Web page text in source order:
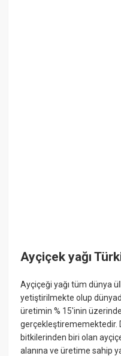
Ayçiçek yağı
Ayçiçeği yağı tüm dünya
yetiştirilmekte olup
üretimin % 15'inin
gerçekleştirememektedir.
bitkilerinden biri olan
alanına ve üretime sahip